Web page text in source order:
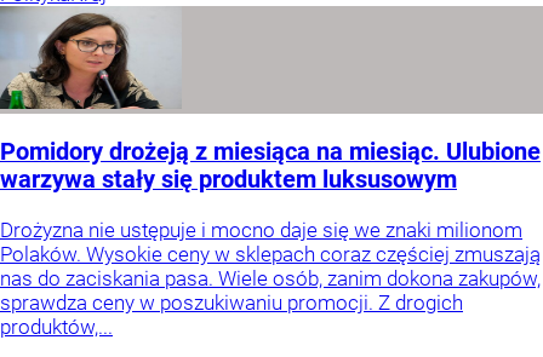
Pomidory drożeją z miesiąca na miesiąc. Ulubione
warzywa stały się produktem luksusowym
Drożyzna nie ustępuje i mocno daje się we znaki milionom
Polaków. Wysokie ceny w sklepach coraz częściej zmuszają
nas do zaciskania pasa. Wiele osób, zanim dokona zakupów,
sprawdza ceny w poszukiwaniu promocji. Z drogich
produktów,...